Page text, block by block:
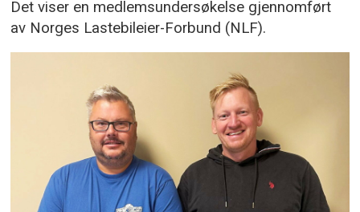
Det viser en medlemsundersøkelse gjennomført
av Norges Lastebileier-Forbund (NLF).